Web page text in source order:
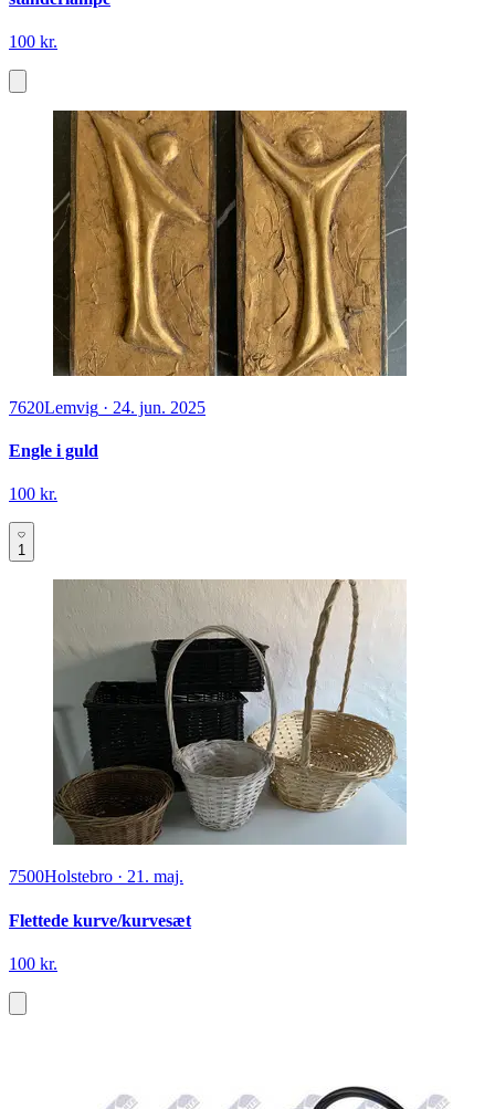
100 kr.
7620Lemvig · 24. jun. 2025
Engle i guld
100 kr.
1
7500Holstebro · 21. maj.
Flettede kurve/kurvesæt
100 kr.